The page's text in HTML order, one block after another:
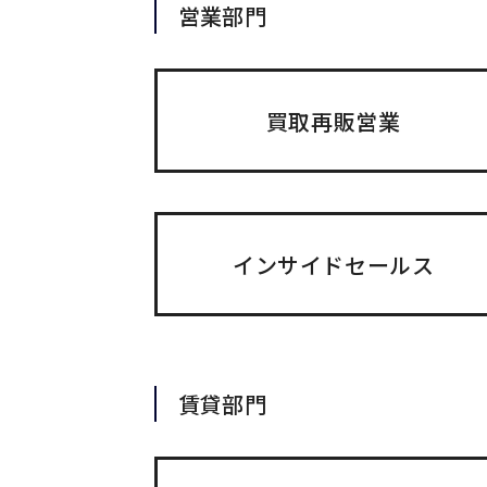
営業部門
買取再販営業
インサイドセールス
賃貸部門